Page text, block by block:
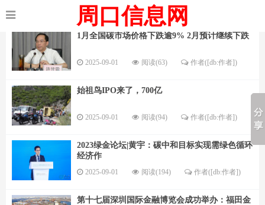
周口信息网
1月全国碳市场价格下跌逾9% 2月预计继续下跌
2025-09-01 阅读(63) 作者([db:作者])
始祖鸟IPO来了，700亿
2025-09-01 阅读(94) 作者([db:作者])
2023绿金论坛|黄宇：碳中和目标实现需绿色循环
经济作
2025-09-01 阅读(194) 作者([db:作者])
第十七届深圳国际金融博览会成功举办：福田金